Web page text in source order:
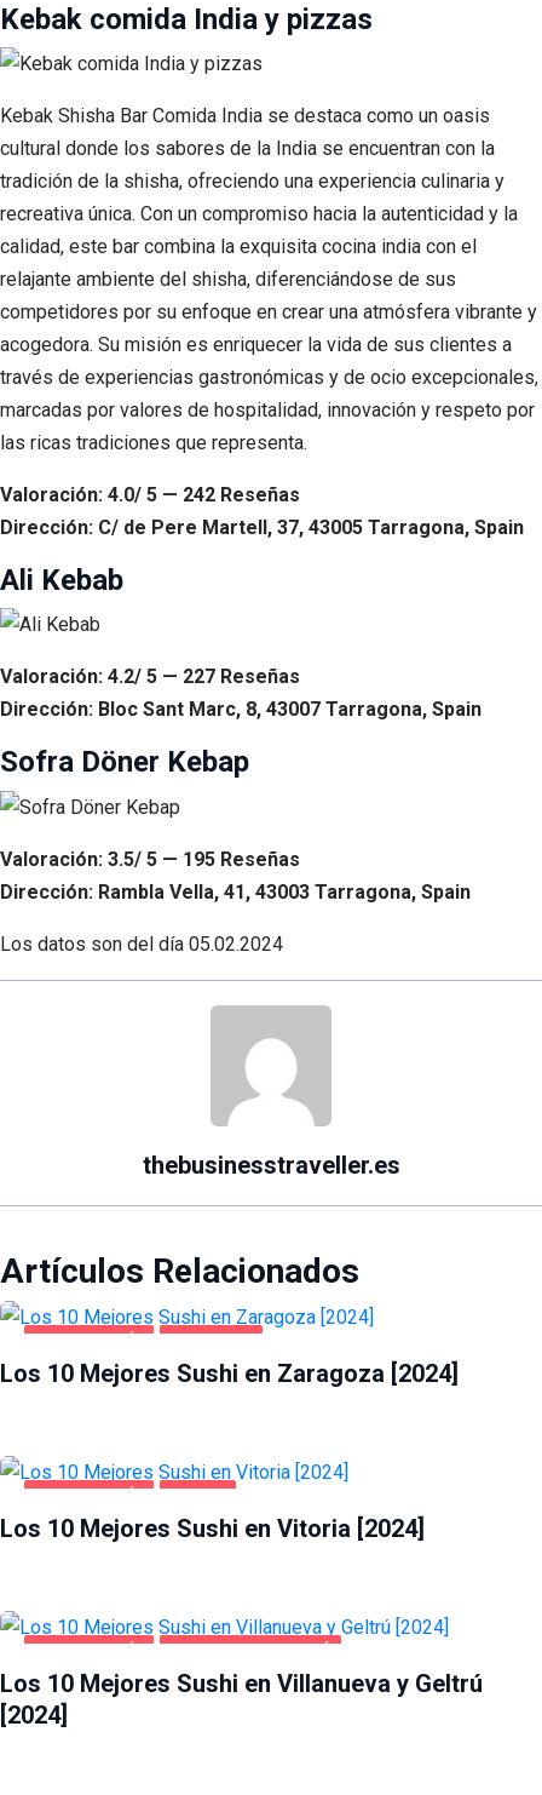
Kebak comida India y pizzas
Kebak Shisha Bar Comida India se destaca como un oasis
cultural donde los sabores de la India se encuentran con la
tradición de la shisha, ofreciendo una experiencia culinaria y
recreativa única. Con un compromiso hacia la autenticidad y la
calidad, este bar combina la exquisita cocina india con el
relajante ambiente del shisha, diferenciándose de sus
competidores por su enfoque en crear una atmósfera vibrante y
acogedora. Su misión es enriquecer la vida de sus clientes a
través de experiencias gastronómicas y de ocio excepcionales,
marcadas por valores de hospitalidad, innovación y respeto por
las ricas tradiciones que representa.
Valoración: 4.0/ 5 — 242 Reseñas
Dirección: C/ de Pere Martell, 37, 43005 Tarragona, Spain
Ali Kebab
Valoración: 4.2/ 5 — 227 Reseñas
Dirección: Bloc Sant Marc, 8, 43007 Tarragona, Spain
Sofra Döner Kebap
Valoración: 3.5/ 5 — 195 Reseñas
Dirección: Rambla Vella, 41, 43003 Tarragona, Spain
Los datos son del día 05.02.2024
thebusinesstraveller.es
Artículos Relacionados
GASTRONOMÍA ZARAGOZA
Los 10 Mejores Sushi en Zaragoza [2024]
GASTRONOMÍA VITORIA
Los 10 Mejores Sushi en Vitoria [2024]
GASTRONOMÍA VILLANUEVA Y GELTRÚ
Los 10 Mejores Sushi en Villanueva y Geltrú
[2024]